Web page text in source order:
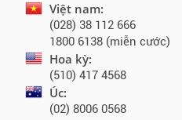
Việt nam:
(028) 38 112 666
1800 6138 (miễn cước)
Hoa kỳ:
(510) 417 4568
Úc:
(02) 8006 0568